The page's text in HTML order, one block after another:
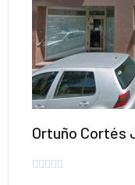
Ortuño Cortés
    